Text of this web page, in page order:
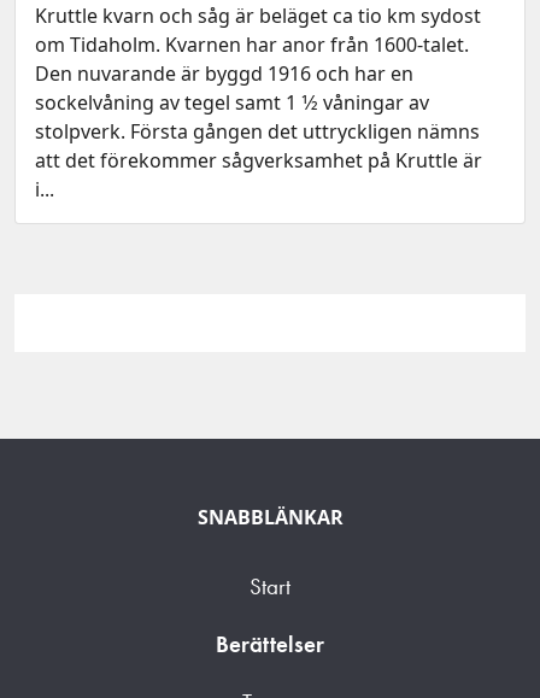
Kruttle kvarn och såg är beläget ca tio km sydost
om Tidaholm. Kvarnen har anor från 1600-talet.
Den nuvarande är byggd 1916 och har en
sockelvåning av tegel samt 1 1⁄2 våningar av
stolpverk. Första gången det uttryckligen nämns
att det förekommer sågverksamhet på Kruttle är
i...
SNABBLÄNKAR
Start
Berättelser